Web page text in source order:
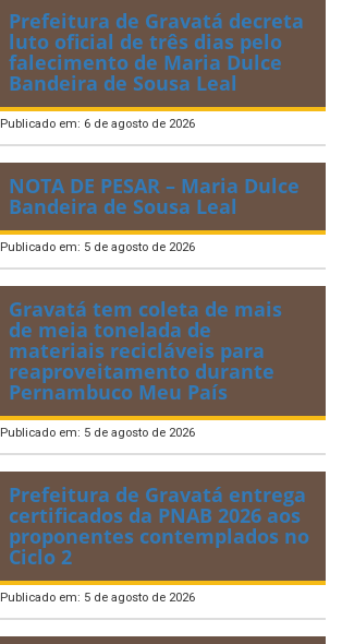
Prefeitura de Gravatá decreta
luto oficial de três dias pelo
falecimento de Maria Dulce
Bandeira de Sousa Leal
Publicado em: 6 de agosto de 2026
NOTA DE PESAR – Maria Dulce
Bandeira de Sousa Leal
Publicado em: 5 de agosto de 2026
Gravatá tem coleta de mais
de meia tonelada de
materiais recicláveis para
reaproveitamento durante
Pernambuco Meu País
Publicado em: 5 de agosto de 2026
Prefeitura de Gravatá entrega
certificados da PNAB 2026 aos
proponentes contemplados no
Ciclo 2
Publicado em: 5 de agosto de 2026